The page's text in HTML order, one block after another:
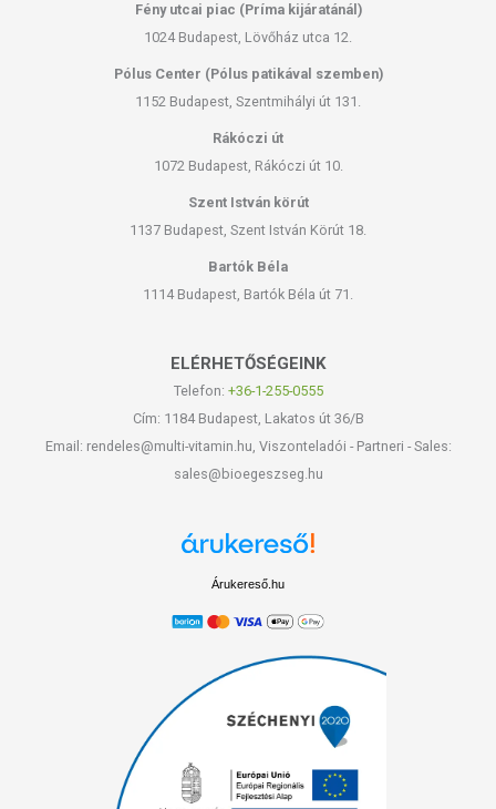
Fény utcai piac (Príma kijáratánál)
1024 Budapest, Lövőház utca 12.
Pólus Center (Pólus patikával szemben)
1152 Budapest, Szentmihályi út 131.
Rákóczi út
1072 Budapest, Rákóczi út 10.
Szent István körút
1137 Budapest, Szent István Körút 18.
Bartók Béla
1114 Budapest, Bartók Béla út 71.
ELÉRHETŐSÉGEINK
Telefon: +36-1-255-0555
Cím: 1184 Budapest, Lakatos út 36/B
Email: rendeles@multi-vitamin.hu, Viszonteladói - Partneri - Sales:
sales@bioegeszseg.hu
Árukereső.hu